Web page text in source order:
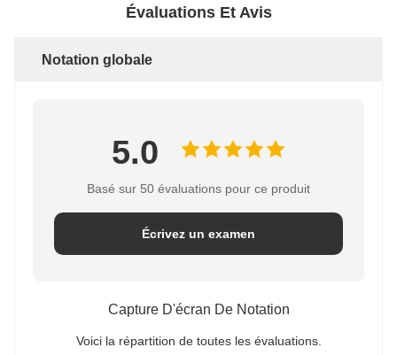
Évaluations Et Avis
Notation globale
5.0
Basé sur 50 évaluations pour ce produit
Écrivez un examen
Capture D'écran De Notation
Voici la répartition de toutes les évaluations.